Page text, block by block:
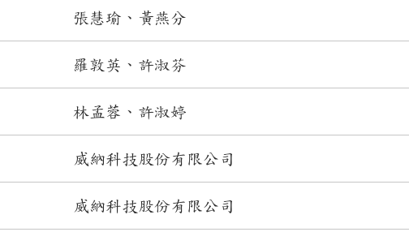
張慧瑜、黃燕分
羅敦英、許淑芬
林孟蓉、許淑婷
威納科技股份有限公司
威納科技股份有限公司